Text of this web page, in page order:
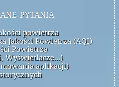
pytania
powietrza
Jakości Powietrza (AQI)
Powietrza
Wyświetlacze...)
aplikacji)